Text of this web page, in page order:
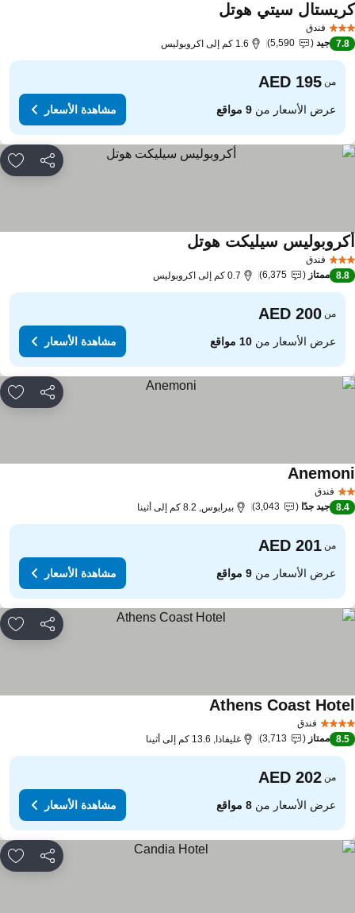
فندق
سيتي هوتلمشاهدة الأسعار
7.8 جيد 5,590 1.6 كم إلى اكروبوليس
من
عرض الأسعار من9 مواقع مشاهدة الأسعار
مشاركة
فندق
سيليكت هوتلمشاهدة الأسعار
8.8 ممتاز 6,375 0.7 كم إلى اكروبوليس
من
عرض الأسعار من10 مواقع مشاهدة الأسعار
مشاركة
فندق
مشاهدة الأسعار
8.4 جيد جدًا 3,043 بيرايوس, 8.2 كم إلى أثينا
من
عرض الأسعار من9 مواقع مشاهدة الأسعار
مشاركة
فندق
Athens Coast مشاهدة الأسعار
8.5 ممتاز 3,713 غليفاذا, 13.6 كم إلى أثينا
من
عرض الأسعار من8 مواقع مشاهدة الأسعار
مشاركة